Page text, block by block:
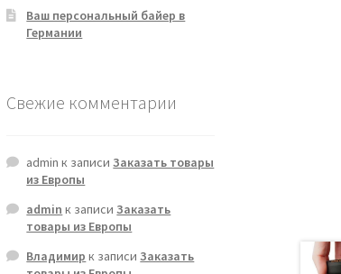
Ваш персональный байер в
Германии
Свежие комментарии
admin к записиЗаказать товары
из Европы
admin к записиЗаказать
товары из Европы
Владимир к записиЗаказать